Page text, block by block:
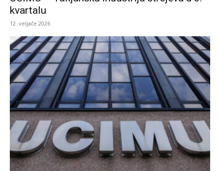
kvartalu
12. veljače 2026